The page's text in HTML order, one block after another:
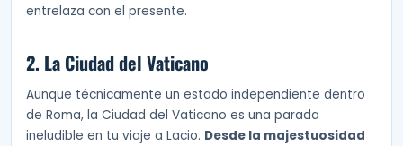
entrelaza con el presente.
2. La Ciudad del Vaticano
Aunque técnicamente un estado independiente dentro
de Roma, la Ciudad del Vaticano es una parada
ineludible en tu viaje a Lacio. Desde la majestuosidad